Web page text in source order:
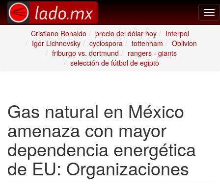
Cristiano Ronaldo
precio del dólar hoy
Interpol
Igor Lichnovsky
cyclospora tottenham
Oblivion
friburgo vs. dortmund
rangers - giants
selección de fútbol de egipto
Gas natural en México
amenaza con mayor
dependencia energética
de EU: Organizaciones